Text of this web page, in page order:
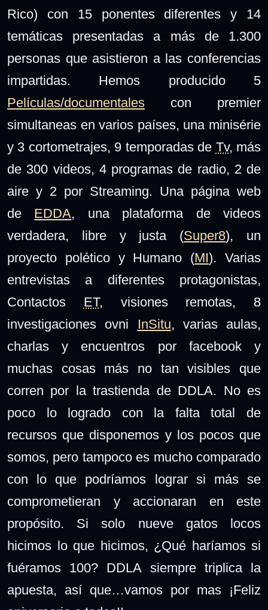
Rico) con 15 ponentes diferentes y 14
temáticas presentadas a más de 1.300
personas que asistieron a las conferencias
impartidas. Hemos producido 5
Películas/documentales con premier
simultaneas en varios países, una minisérie
y 3 cortometrajes, 9 temporadas de Tv, más
de 300 videos, 4 programas de radio, 2 de
aire y 2 por Streaming. Una página web
de EDDA, una plataforma de videos
verdadera, libre y justa (Super8), un
proyecto polético y Humano (MI). Varias
entrevistas a diferentes protagonistas,
Contactos ET, visiones remotas, 8
investigaciones ovni InSitu, varias aulas,
charlas y encuentros por facebook y
muchas cosas más no tan visibles que
corren por la trastienda de DDLA. No es
poco lo logrado con la falta total de
recursos que disponemos y los pocos que
somos, pero tampoco es mucho comparado
con lo que podríamos lograr si más se
comprometieran y accionaran en este
propósito. Si solo nueve gatos locos
hicimos lo que hicimos, ¿Qué haríamos si
fuéramos 100? DDLA siempre triplica la
apuesta, así que…vamos por mas ¡Feliz